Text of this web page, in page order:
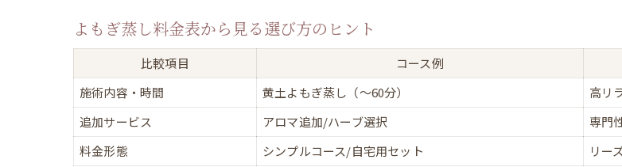
よもぎ蒸し料金表から見る選び方のヒント
比較項目 コース例
施術内容・時間
黄土よもぎ蒸し（～60分）
高リ
追加サービス
アロマ追加/ハーブ選択
専門
料金形態
シンプルコース/自宅用セット リー